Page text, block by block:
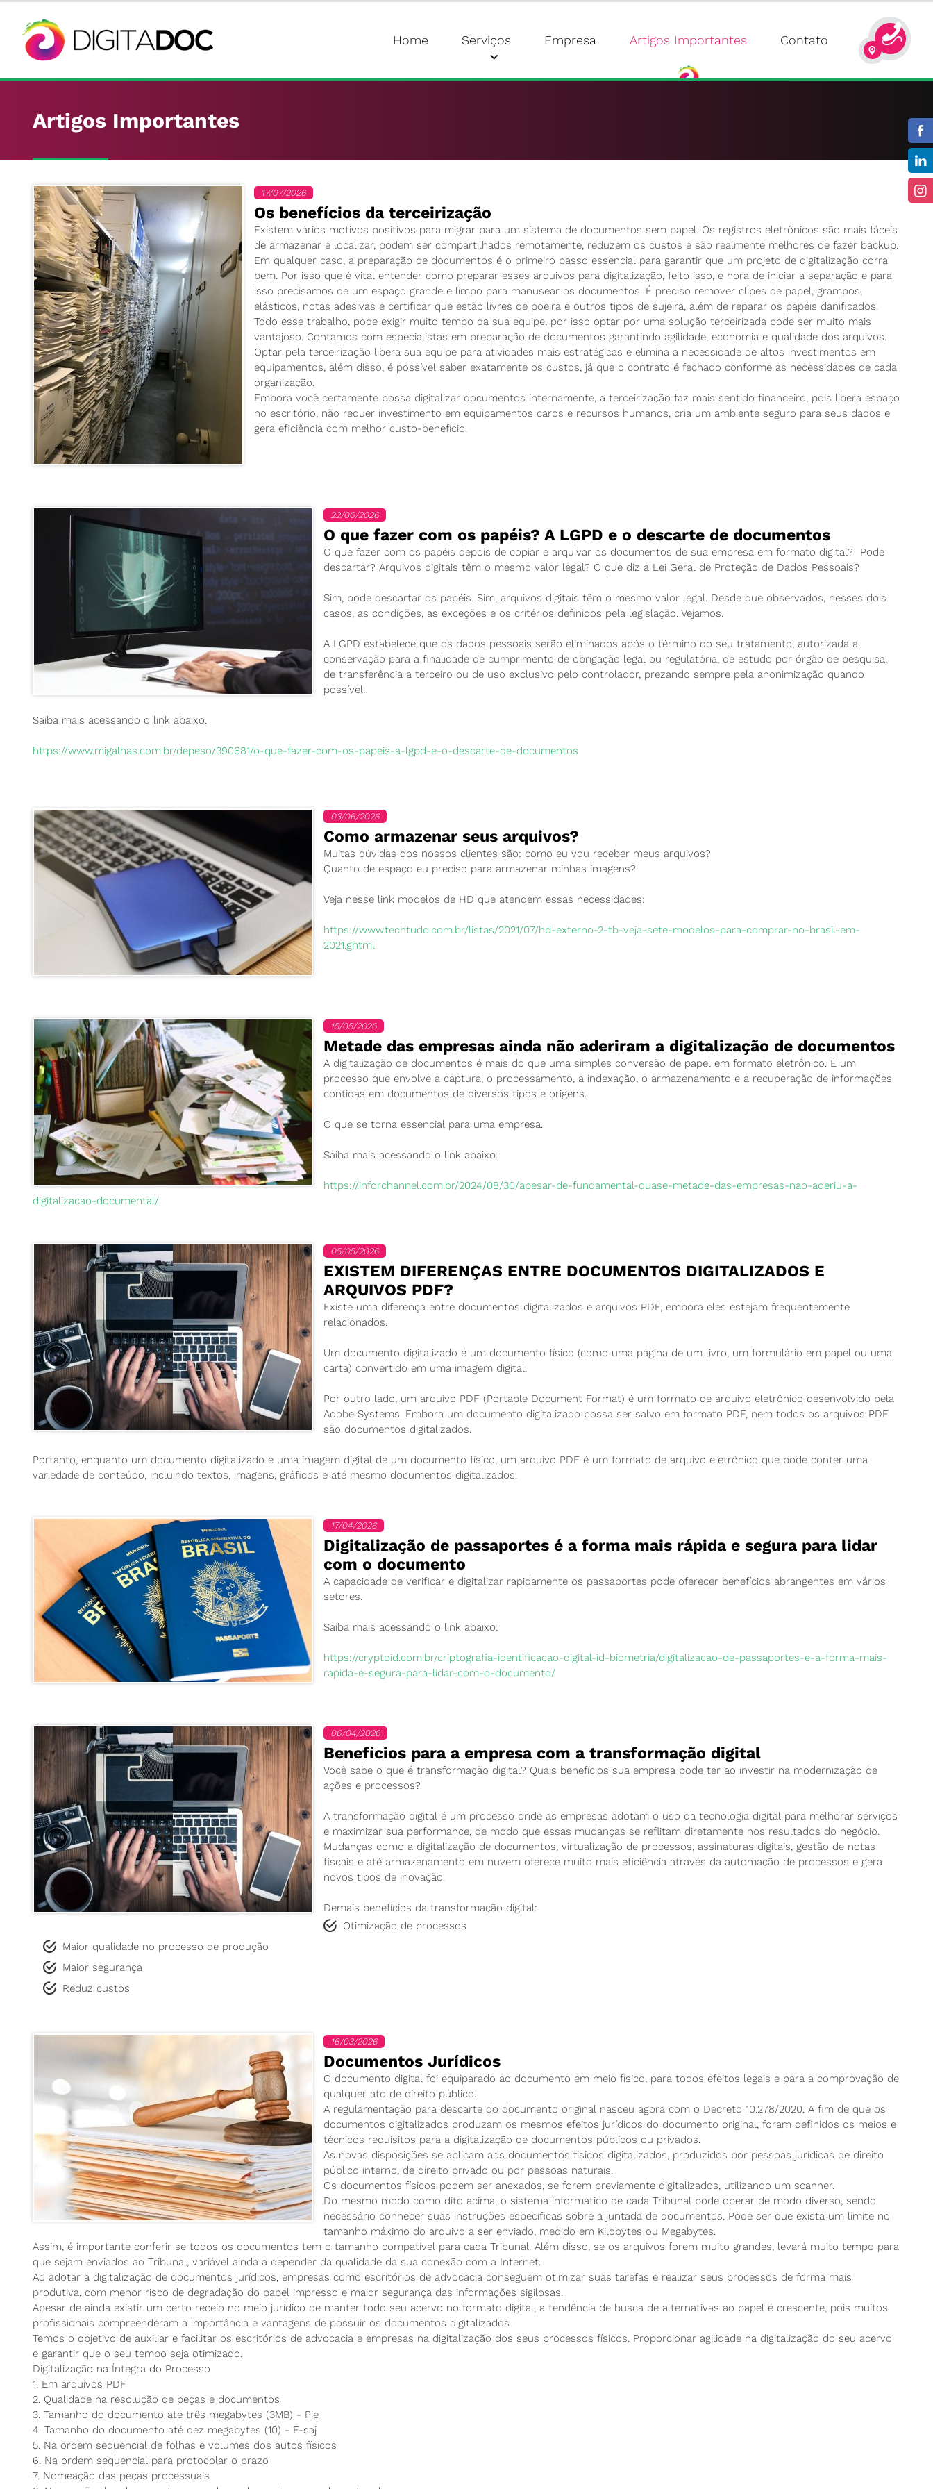
Home Serviços Empresa Artigos Importantes Contato
Artigos Importantes
17/07/2026
Os benefícios da terceirização
Existem vários motivos positivos para migrar para um sistema de documentos sem papel. Os registros eletrônicos são mais fáceis
de armazenar e localizar, podem ser compartilhados remotamente, reduzem os custos e são realmente melhores de fazer backup.
Em qualquer caso, a preparação de documentos é o primeiro passo essencial para garantir que um projeto de digitalização corra
bem. Por isso que é vital entender como preparar esses arquivos para digitalização, feito isso, é hora de iniciar a separação e para
isso precisamos de um espaço grande e limpo para manusear os documentos. É preciso remover clipes de papel, grampos,
elásticos, notas adesivas e certificar que estão livres de poeira e outros tipos de sujeira, além de reparar os papéis danificados.
Todo esse trabalho, pode exigir muito tempo da sua equipe, por isso optar por uma solução terceirizada pode ser muito mais
vantajoso. Contamos com especialistas em preparação de documentos garantindo agilidade, economia e qualidade dos arquivos.
Optar pela terceirização libera sua equipe para atividades mais estratégicas e elimina a necessidade de altos investimentos em
equipamentos, além disso, é possível saber exatamente os custos, já que o contrato é fechado conforme as necessidades de cada
organização.
Embora você certamente possa digitalizar documentos internamente, a terceirização faz mais sentido financeiro, pois libera espaço
no escritório, não requer investimento em equipamentos caros e recursos humanos, cria um ambiente seguro para seus dados e
gera eficiência com melhor custo-benefício.
22/06/2026
O que fazer com os papéis? A LGPD e o descarte de documentos
O que fazer com os papéis depois de copiar e arquivar os documentos de sua empresa em formato digital? Pode
descartar? Arquivos digitais têm o mesmo valor legal? O que diz a Lei Geral de Proteção de Dados Pessoais?
Sim, pode descartar os papéis. Sim, arquivos digitais têm o mesmo valor legal. Desde que observados, nesses dois
casos, as condições, as exceções e os critérios definidos pela legislação. Vejamos.
A LGPD estabelece que os dados pessoais serão eliminados após o término do seu tratamento, autorizada a
conservação para a finalidade de cumprimento de obrigação legal ou regulatória, de estudo por órgão de pesquisa,
de transferência a terceiro ou de uso exclusivo pelo controlador, prezando sempre pela anonimização quando
possível.
Saiba mais acessando o link abaixo.
https://www.migalhas.com.br/depeso/390681/o-que-fazer-com-os-papeis-a-lgpd-e-o-descarte-de-documentos
03/06/2026
Como armazenar seus arquivos?
Muitas dúvidas dos nossos clientes são: como eu vou receber meus arquivos?
Quanto de espaço eu preciso para armazenar minhas imagens?
Veja nesse link modelos de HD que atendem essas necessidades:
https://www.techtudo.com.br/listas/2021/07/hd-externo-2-tb-veja-sete-modelos-para-comprar-no-brasil-em-
2021.ghtml
15/05/2026
Metade das empresas ainda não aderiram a digitalização de documentos
A digitalização de documentos é mais do que uma simples conversão de papel em formato eletrônico. É um
processo que envolve a captura, o processamento, a indexação, o armazenamento e a recuperação de informações
contidas em documentos de diversos tipos e origens.
O que se torna essencial para uma empresa.
Saiba mais acessando o link abaixo:
https://inforchannel.com.br/2024/08/30/apesar-de-fundamental-quase-metade-das-empresas-nao-aderiu-a-
digitalizacao-documental/
05/05/2026
EXISTEM DIFERENÇAS ENTRE DOCUMENTOS DIGITALIZADOS E
ARQUIVOS PDF?
Existe uma diferença entre documentos digitalizados e arquivos PDF, embora eles estejam frequentemente
relacionados.
Um documento digitalizado é um documento físico (como uma página de um livro, um formulário em papel ou uma
carta) convertido em uma imagem digital.
Por outro lado, um arquivo PDF (Portable Document Format) é um formato de arquivo eletrônico desenvolvido pela
Adobe Systems. Embora um documento digitalizado possa ser salvo em formato PDF, nem todos os arquivos PDF
são documentos digitalizados.
Portanto, enquanto um documento digitalizado é uma imagem digital de um documento físico, um arquivo PDF é um formato de arquivo eletrônico que pode conter uma
variedade de conteúdo, incluindo textos, imagens, gráficos e até mesmo documentos digitalizados.
17/04/2026
Digitalização de passaportes é a forma mais rápida e segura para lidar
com o documento
A capacidade de verificar e digitalizar rapidamente os passaportes pode oferecer benefícios abrangentes em vários
setores.
Saiba mais acessando o link abaixo:
https://cryptoid.com.br/criptografia-identificacao-digital-id-biometria/digitalizacao-de-passaportes-e-a-forma-mais-
rapida-e-segura-para-lidar-com-o-documento/
06/04/2026
Benefícios para a empresa com a transformação digital
Você sabe o que é transformação digital? Quais benefícios sua empresa pode ter ao investir na modernização de
ações e processos?
A transformação digital é um processo onde as empresas adotam o uso da tecnologia digital para melhorar serviços
e maximizar sua performance, de modo que essas mudanças se reflitam diretamente nos resultados do negócio.
Mudanças como a digitalização de documentos, virtualização de processos, assinaturas digitais, gestão de notas
fiscais e até armazenamento em nuvem oferece muito mais eficiência através da automação de processos e gera
novos tipos de inovação.
Demais benefícios da transformação digital:
​Otimização de processos
Maior qualidade no processo de produção
Maior segurança
Reduz custos
16/03/2026
Documentos Jurídicos
O documento digital foi equiparado ao documento em meio físico, para todos efeitos legais e para a comprovação de
qualquer ato de direito público.
A regulamentação para descarte do documento original nasceu agora com o Decreto 10.278/2020. A fim de que os
documentos digitalizados produzam os mesmos efeitos jurídicos do documento original, foram definidos os meios e
técnicos requisitos para a digitalização de documentos públicos ou privados.
As novas disposições se aplicam aos documentos físicos digitalizados, produzidos por pessoas jurídicas de direito
público interno, de direito privado ou por pessoas naturais.
Os documentos físicos podem ser anexados, se forem previamente digitalizados, utilizando um scanner.
Do mesmo modo como dito acima, o sistema informático de cada Tribunal pode operar de modo diverso, sendo
necessário conhecer suas instruções específicas sobre a juntada de documentos. Pode ser que exista um limite no
tamanho máximo do arquivo a ser enviado, medido em Kilobytes ou Megabytes.
Assim, é importante conferir se todos os documentos tem o tamanho compatível para cada Tribunal. Além disso, se os arquivos forem muito grandes, levará muito tempo para
que sejam enviados ao Tribunal, variável ainda a depender da qualidade da sua conexão com a Internet.
Ao adotar a digitalização de documentos jurídicos, empresas como escritórios de advocacia conseguem otimizar suas tarefas e realizar seus processos de forma mais
produtiva, com menor risco de degradação do papel impresso e maior segurança das informações sigilosas.
Apesar de ainda existir um certo receio no meio jurídico de manter todo seu acervo no formato digital, a tendência de busca de alternativas ao papel é crescente, pois muitos
profissionais compreenderam a importância e vantagens de possuir os documentos digitalizados.
Temos o objetivo de auxiliar e facilitar os escritórios de advocacia e empresas na digitalização dos seus processos físicos. Proporcionar agilidade na digitalização do seu acervo
e garantir que o seu tempo seja otimizado.
Digitalização na Íntegra do Processo
1. Em arquivos PDF
2. Qualidade na resolução de peças e documentos
3. Tamanho do documento até três megabytes (3MB) - Pje
4. Tamanho do documento até dez megabytes (10) - E-saj
5. Na ordem sequencial de folhas e volumes dos autos físicos
6. Na ordem sequencial para protocolar o prazo
7. Nomeação das peças processuais